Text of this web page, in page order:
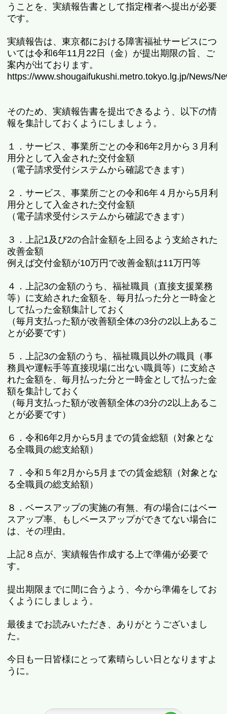
うことを、実績報告書として指定権者へ提出が必要
です。
実績報告は、東京都における障害福祉サービスにつ
いては令和6年11月22日（金）が提出期限の旨、ご
案内が出ております。
https://www.shougaifukushi.metro.tokyo.lg.jp/News/
そのため、実績報告書を提出できるよう、以下の情
報を集計しておくようにしましょう。
１．サービス、事業所ごとの令和6年2月から３月利
用分として入金された交付金額
（電子請求受付システムから確認できます）
２．サービス、事業所ごとの令和6年４月から5月利
用分として入金された交付金額
（電子請求受付システムから確認できます）
３．上記1及び2の合計金額を上回るよう支給された
改善金額
例えば交付金額が10万円で改善金額は11万円等
４．上記3の金額のうち、福祉職員（直接支援業務
等）に支給された金額を、毎月払った分と一時金と
して払った金額集計しておく
（毎月支払った額が改善額全体の3分の2以上あるこ
とが必要です）
５．上記3の金額のうち、福祉職員以外の職員（事
務員や運転手等直接現場に出ない職員等）に支給さ
れた金額を、毎月払った分と一時金として払った金
額を集計しておく
（毎月支払った額が改善額全体の3分の2以上あるこ
とが必要です）
６．令和6年2月から5月までの賃金総額（対象とな
る全職員の総支給額）
７．令和５年2月から5月までの賃金総額（対象とな
る全職員の総支給額）
８．ベースアップの実施の有無、有の場合にはベー
スアップ率、もしベースアップができてない場合に
は、その理由。
上記８点が、実績報告作成する上で準備が必要で
す。
提出期限までに間に合うよう、今から準備をしてお
くようにしましょう。
最後までお読みいただき、ありがとうございまし
た。
今日も一日皆様にとって素晴らしい日となりますよ
うに。